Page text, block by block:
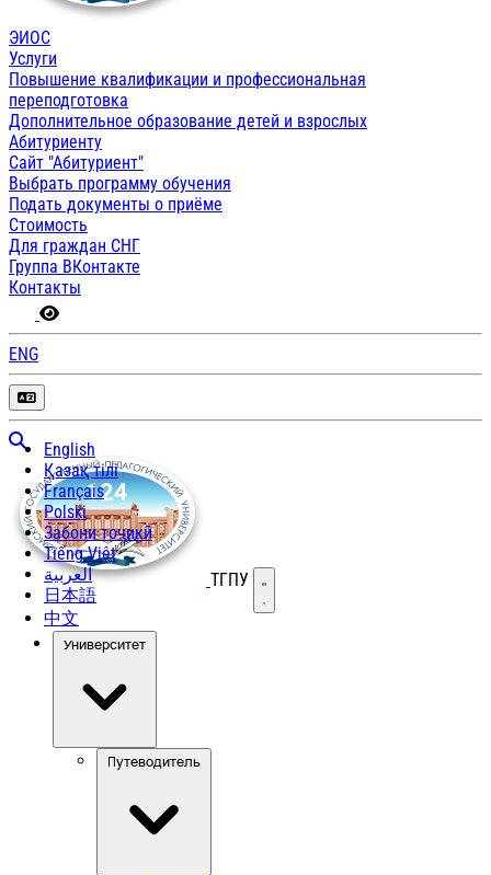
ЭИОС
Услуги
Повышение квалификации и профессиональная
переподготовка
Дополнительное образование детей и взрослых
Абитуриенту
Сайт "Абитуриент"
Выбрать программу обучения
Подать документы о приёме
Стоимость
Для граждан СНГ
Группа ВКонтакте
Контакты
ENG
English
Қазақ тілі
Français
Polski
Забони тоҷикӣ
Tiếng Việt
العربية
日本語
中文
ТГПУ Открыть меню
Университет
Путеводитель